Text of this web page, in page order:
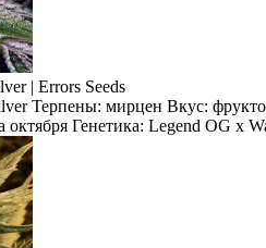
| Errors Seeds
Терпены: мирцен Вкус:
октября Генетика: Legend OG x